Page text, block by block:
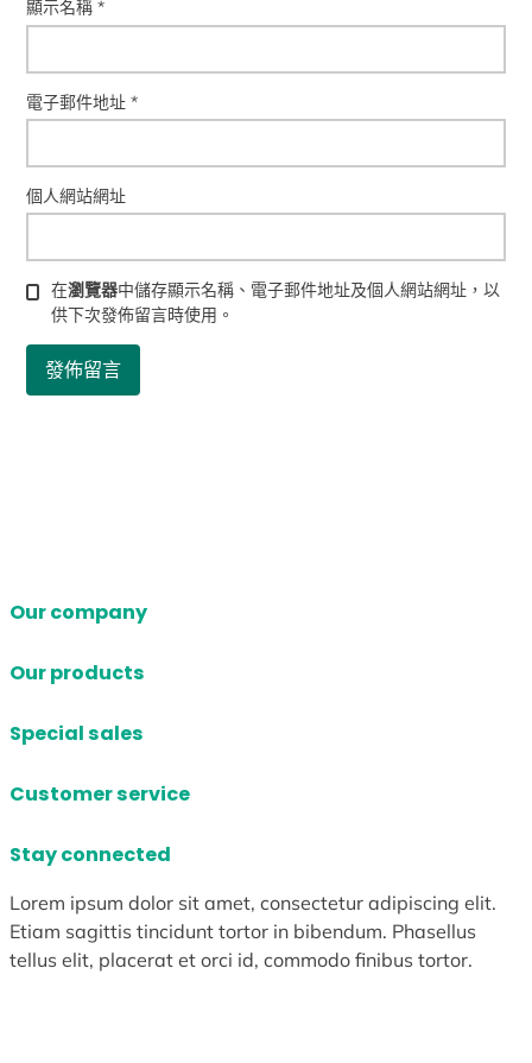
顯示名稱*
電子郵件地址*
個人網站網址
在瀏覽器中儲存顯示名稱、電子郵件地址及個人網站網址，以
供下次發佈留言時使用。
Our company
Our products
Special sales
Customer service
Stay connected
Lorem ipsum dolor sit amet, consectetur adipiscing elit.
Etiam sagittis tincidunt tortor in bibendum. Phasellus
tellus elit, placerat et orci id, commodo finibus tortor.